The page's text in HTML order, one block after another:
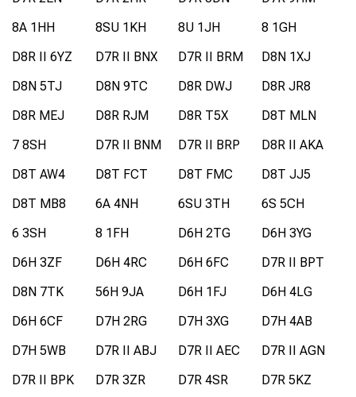
8A 1HH
8SU 1KH 8U 1JH
8 1GH
D8R II 6YZ
D7R II BNX D7R II BRM
D8N 1XJ
D8N 5TJ
D8N 9TC D8R DWJ
D8R JR8
D8R MEJ
D8R RJM D8R T5X
D8T MLN
7 8SH
D7R II BNM D7R II BRP
D8R II AKA
D8T AW4
D8T FCT D8T FMC
D8T JJ5
D8T MB8
6A 4NH 6SU 3TH
6S 5CH
6 3SH
8 1FH D6H 2TG
D6H 3YG
D6H 3ZF
D6H 4RC D6H 6FC
D7R II BPT
D8N 7TK
56H 9JA D6H 1FJ
D6H 4LG
D6H 6CF
D7H 2RG D7H 3XG
D7H 4AB
D7H 5WB
D7R II ABJ D7R II AEC
D7R II AGN
D7R II BPK
D7R 3ZR D7R 4SR
D7R 5KZ